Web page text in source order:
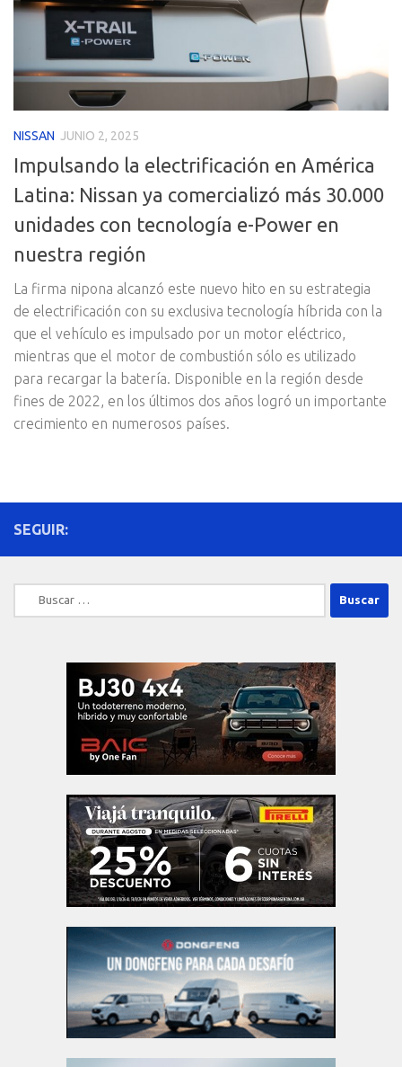
NISSAN JUNIO 2, 2025
Impulsando la electrificación en América
Latina: Nissan ya comercializó más 30.000
unidades con tecnología e-Power en
nuestra región
La firma nipona alcanzó este nuevo hito en su estrategia
de electrificación con su exclusiva tecnología híbrida con la
que el vehículo es impulsado por un motor eléctrico,
mientras que el motor de combustión sólo es utilizado
para recargar la batería. Disponible en la región desde
fines de 2022, en los últimos dos años logró un importante
crecimiento en numerosos países.
SEGUIR:
Buscar: